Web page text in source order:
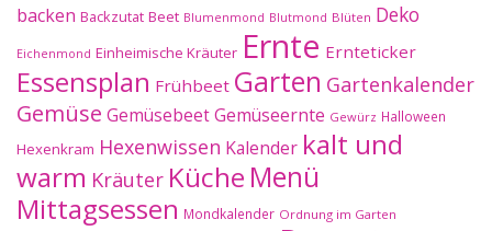
backen Backzutat Beet Blumenmond Blutmond Blüten Deko
Eichenmond Einheimische Kräuter Ernte Ernteticker
Essensplan Frühbeet Garten Gartenkalender
Gemüse GemüsebeetGemüseernte Gewürz Halloween
Hexenkram Hexenwissen Kalender kalt und
warm Kräuter Küche Menü
Mittagsessen Mondkalender Ordnung im Garten